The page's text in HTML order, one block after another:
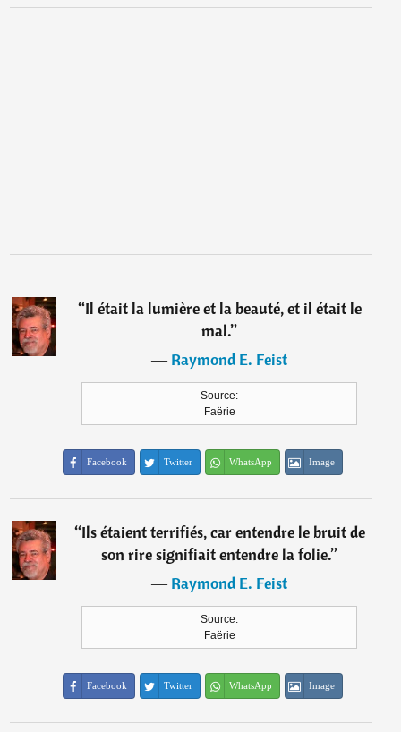
“Il était la lumière et la beauté, et il était le
mal.”
―Raymond E. Feist
Source:
Faërie
Facebook Twitter WhatsApp Image
“Ils étaient terrifiés, car entendre le bruit de
son rire signifiait entendre la folie.”
―Raymond E. Feist
Source:
Faërie
Facebook Twitter WhatsApp Image